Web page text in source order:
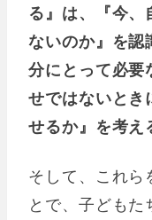
る』は、『今、
ないのか』を認
分にとって必要
せではないとき
せるか』を考え
そして、これら
とで、子ども